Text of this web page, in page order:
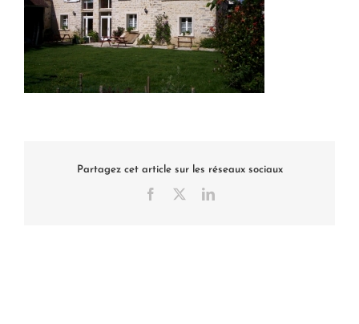
Partagez cet article sur les réseaux sociaux
Facebook LinkedIn